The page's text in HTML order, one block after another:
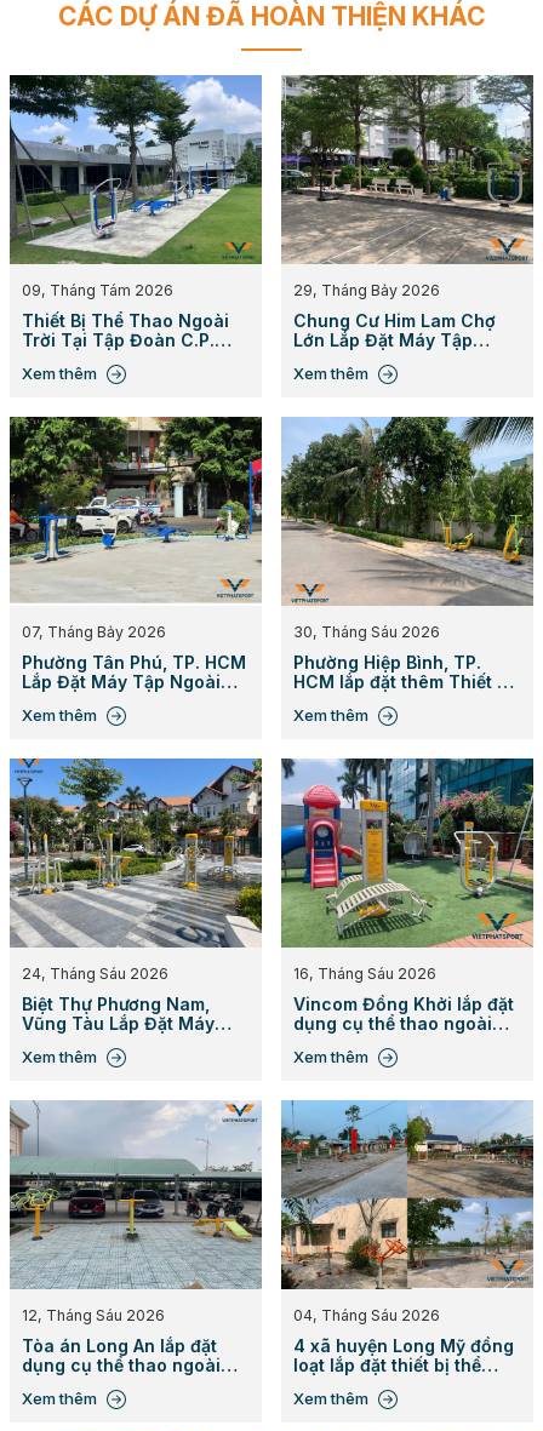
CÁC DỰ ÁN ĐÃ HOÀN THIỆN KHÁC
09, Tháng Tám 2026
Thiết Bị Thể Thao Ngoài
Trời Tại Tập Đoàn C.P.
Xem thêm
29, Tháng Bảy 2026
Chung Cư Him Lam Chợ
Lớn Lắp Đặt Máy Tập
Xem thêm
07, Tháng Bảy 2026
Phường Tân Phú, TP. HCM
Lắp Đặt Máy Tập Ngoài
Xem thêm
30, Tháng Sáu 2026
Phường Hiệp Bình, TP.
HCM lắp đặt thêm Thiết Bị
Xem thêm
24, Tháng Sáu 2026
Biệt Thự Phương Nam,
Vũng Tàu Lắp Đặt Máy
Xem thêm
16, Tháng Sáu 2026
Vincom Đồng Khởi lắp đặt
dụng cụ thể thao ngoài
Xem thêm
12, Tháng Sáu 2026
Tòa án Long An lắp đặt
dụng cụ thể thao ngoài
Xem thêm
04, Tháng Sáu 2026
4 xã huyện Long Mỹ đồng
loạt lắp đặt thiết bị thể
Xem thêm